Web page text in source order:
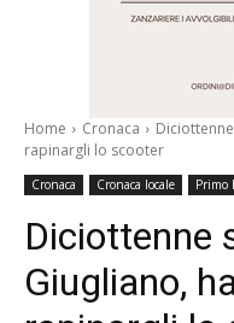
Home Cronaca
rapinargli lo scooter
Cronaca Cronaca locale Primo
Diciottenne
Giugliano,